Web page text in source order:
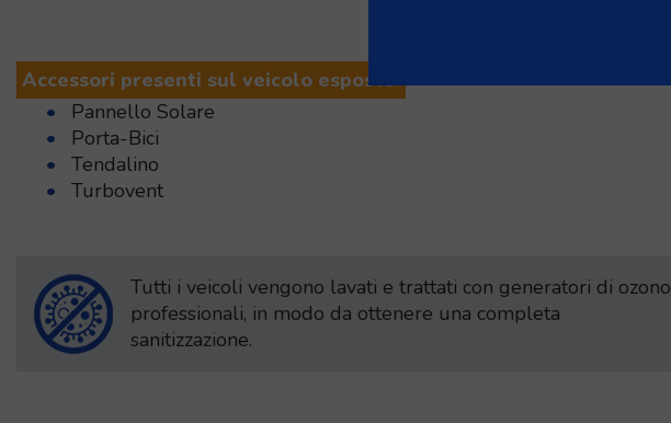
Accessori presenti sul veicolo esposto:
Pannello Solare
Porta-Bici
Tendalino
Turbovent
Tutti i veicoli vengono lavati e trattati con generatori di ozono
professionali, in modo da ottenere una completa
sanitizzazione.